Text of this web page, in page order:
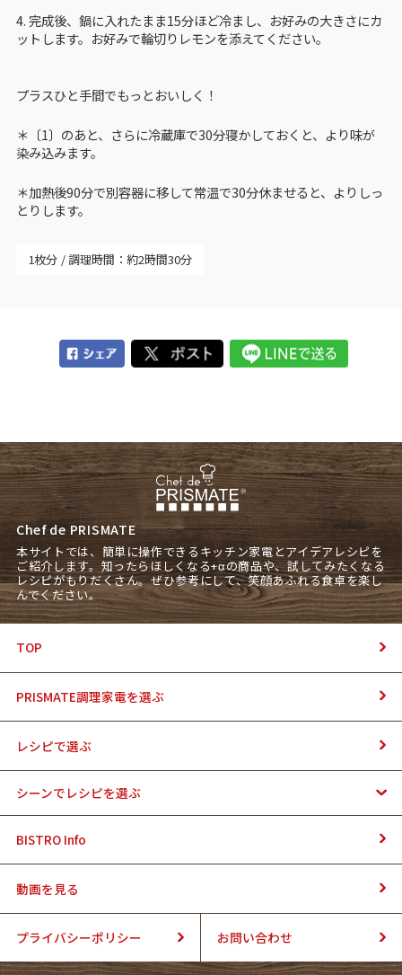
4. 完成後、鍋に入れたまま15分ほど冷まし、お好みの大きさにカ
ットします。お好みで輪切りレモンを添えてください。
プラスひと手間でもっとおいしく！
＊〔1〕のあと、さらに冷蔵庫で30分寝かしておくと、より味が
染み込みます。
＊加熱後90分で別容器に移して常温で30分休ませると、よりしっ
とりします。
1枚分 調理時間：約2時間30分
Chef de PRISMATE
本サイトでは、簡単に操作できるキッチン家電とアイデアレシピを
ご紹介します。知ったらほしくなる+αの商品や、試してみたくなる
レシピがもりだくさん。ぜひ参考にして、笑顔あふれる食卓を楽し
んでください。
TOP
PRISMATE調理家電を選ぶ
レシピで選ぶ
シーンでレシピを選ぶ
BISTRO Info
動画を見る
プライバシーポリシー お問い合わせ